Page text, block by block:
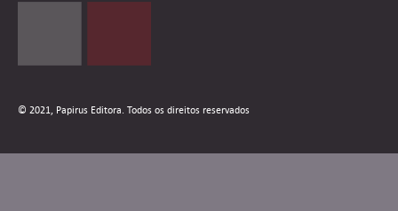
© 2021, Papirus Editora. Todos os direitos reservados